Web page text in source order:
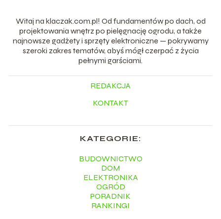
Witaj na klaczak.com.pl! Od fundamentów po dach, od
projektowania wnętrz po pielęgnację ogrodu, a także
najnowsze gadżety i sprzęty elektroniczne — pokrywamy
szeroki zakres tematów, abyś mógł czerpać z życia
pełnymi garściami.
REDAKCJA
KONTAKT
KATEGORIE:
BUDOWNICTWO
DOM
ELEKTRONIKA
OGRÓD
PORADNIK
RANKINGI